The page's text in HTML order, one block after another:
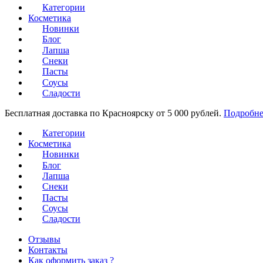
Категории
Косметика
Новинки
Блог
Лапша
Снеки
Пасты
Соусы
Сладости
Бесплатная доставка по Красноярску от 5 000 рублей.
Категории
Косметика
Новинки
Блог
Лапша
Снеки
Пасты
Соусы
Сладости
Отзывы
Контакты
Как оформить заказ ?